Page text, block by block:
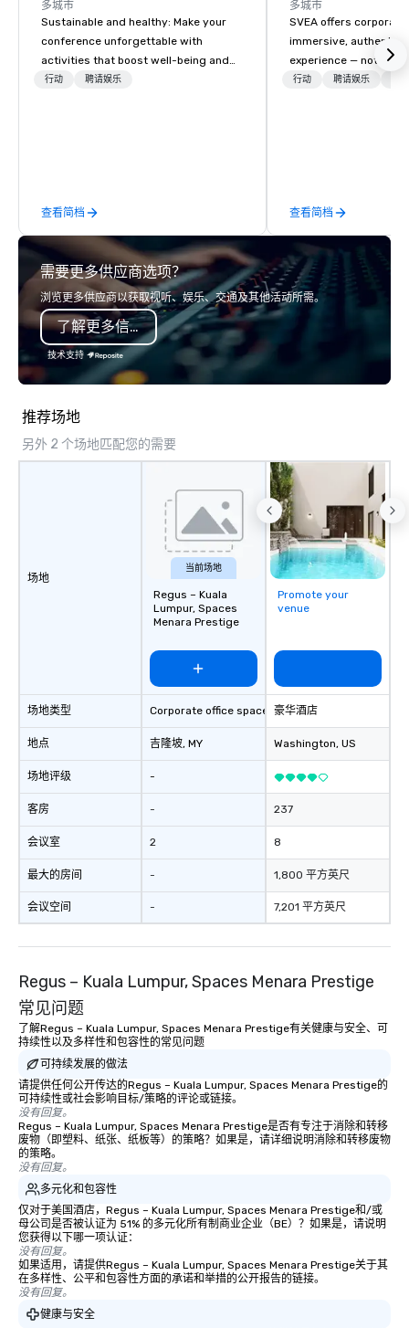
多城市
Sustainable and healthy: Make your
conference unforgettable with
activities that boost well-being and
lower carbon footprints. Explore the
行动 聘请娱乐
查看简档
多城市
SVEA offers
immersive, authentic
experience — not a
transformation. We
offsites. Whether
think like a Silicon
explore the mindsets
world's fastest-
or walk away with a
innovation playbook,
Fully customizable by
行动 聘请娱乐
查看简档
需要更多供应商选项？
浏览更多供应商以获取视听、娱乐、交通及其他活动所需。
了解更多信息
技术支持
推荐场地
另外 2 个场地匹配您的需要
场地
场地类型
地点
场地评级
客房
会议室
最大的房间
会议空间
当前场地
Regus – Kuala
Lumpur, Spaces
Menara Prestige
Corporate office space
吉隆坡, MY
-
-
2
-
-
Promote your
venue
豪华酒店
Washington, US
237
8
1,800 平方英尺
7,201 平方英尺
Regus – Kuala Lumpur, Spaces Menara Prestige
常见问题
了解Regus – Kuala Lumpur, Spaces Menara Prestige有关健康与安全、可
持续性以及多样性和包容性的常见问题
可持续发展的做法
请提供任何公开传达的Regus – Kuala Lumpur, Spaces Menara Prestige的
可持续性或社会影响目标/策略的评论或链接。
没有回复。
Regus – Kuala Lumpur, Spaces Menara Prestige是否有专注于消除和转移
废物（即塑料、纸张、纸板等）的策略？如果是，请详细说明消除和转移废物
的策略。
没有回复。
多元化和包容性
仅对于美国酒店，Regus – Kuala Lumpur, Spaces Menara Prestige和/或
母公司是否被认证为 51% 的多元化所有制商业企业（BE）？如果是，请说明
您获得以下哪一项认证：
没有回复。
如果适用，请提供Regus – Kuala Lumpur, Spaces Menara Prestige关于其
在多样性、公平和包容性方面的承诺和举措的公开报告的链接。
没有回复。
健康与安全